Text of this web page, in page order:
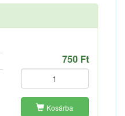
750 Ft
Kosárba